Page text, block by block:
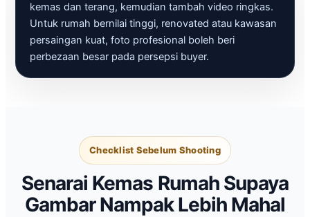
kemas dan terang, kemudian tambah video ringkas.
Untuk rumah bernilai tinggi, renovated atau kawasan
persaingan kuat, foto profesional boleh beri
perbezaan besar pada persepsi buyer.
Checklist Sebelum Shooting
Senarai Kemas Rumah Supaya
Gambar Nampak Lebih Mahal